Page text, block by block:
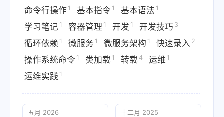
命令行操作 1 基本指令 1 基本语法 1
学习笔记 1 容器管理 1 开发 1 开发技巧 3
循环依赖 1 微服务 1 微服务架构 1 快速录入 2
操作系统命令 1 类加载 1 转载 4 运维 1
运维实践 1
五月 2026 十二月 2025